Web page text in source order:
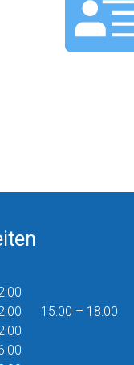
15:00 – 18:00